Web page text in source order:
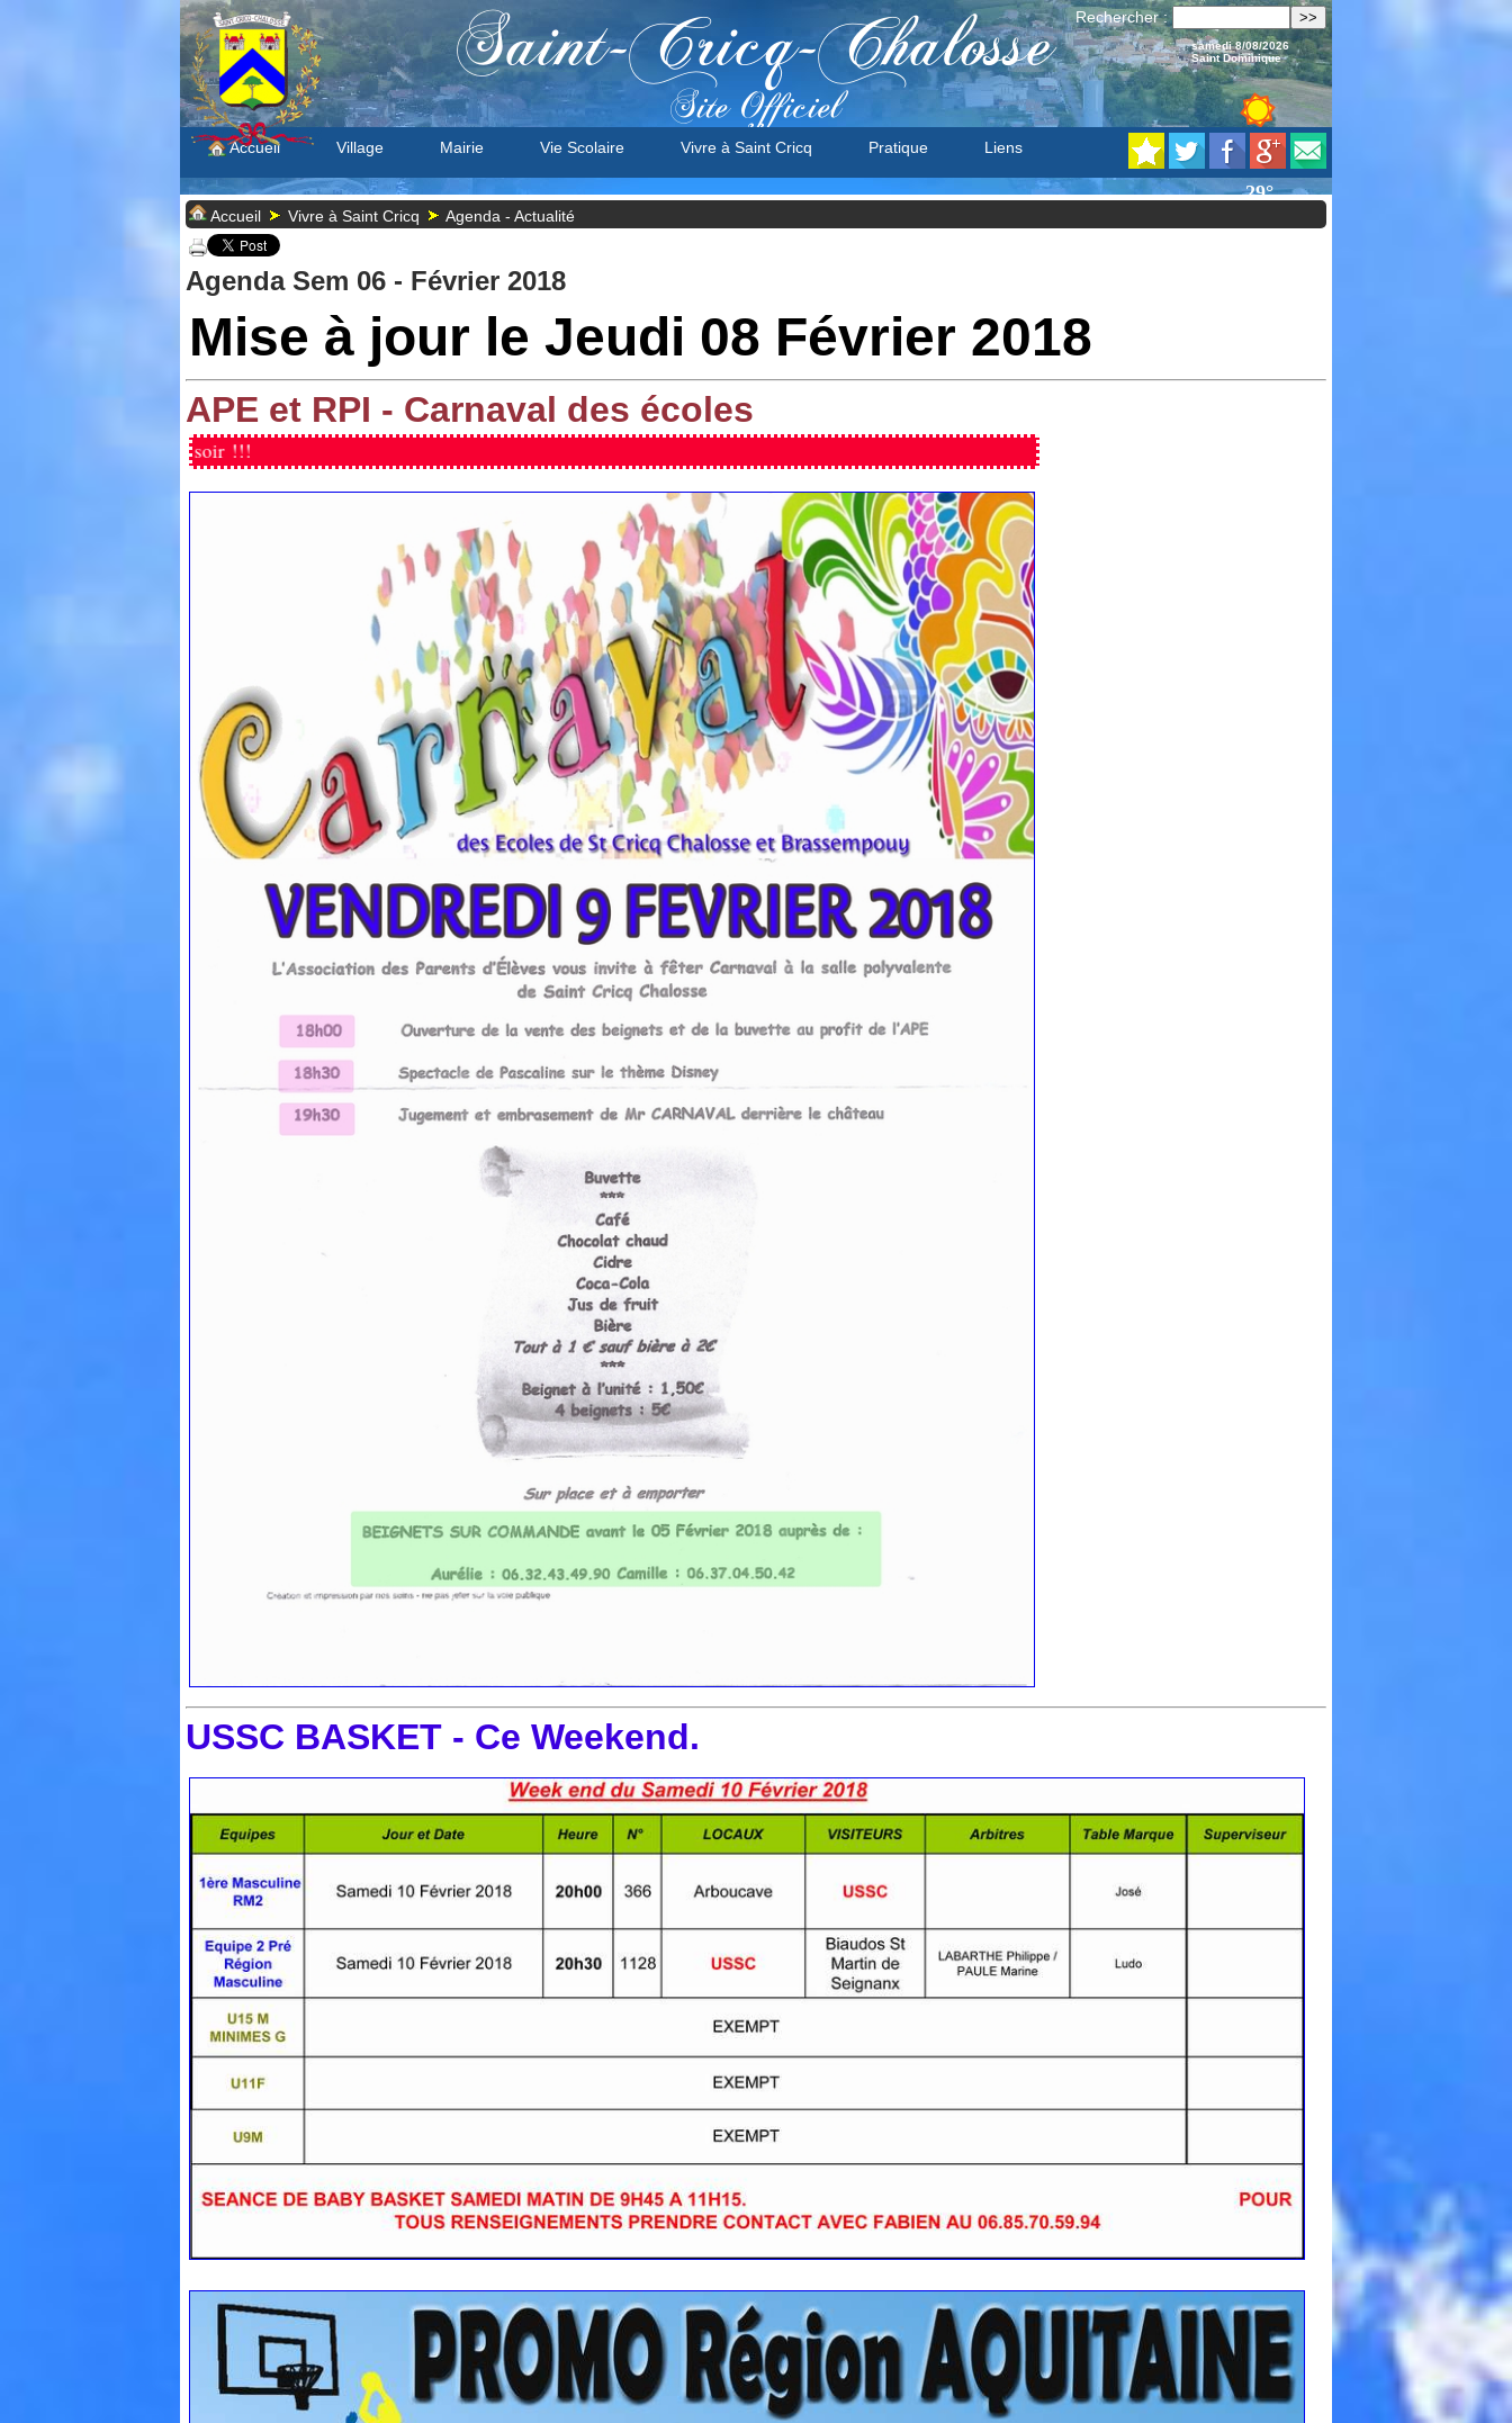
Saint-Cricq-Chalosse
Site Officiel
Rechercher :
samedi 8/08/2026
Saint Dominique
Accueil Village Mairie Vie Scolaire Vivre à Saint Cricq Pratique Liens
Accueil Vivre à Saint Cricq Agenda - Actualité
Agenda Sem 06 - Février 2018
Mise à jour le Jeudi 08 Février 2018
APE et RPI - Carnaval des écoles
Pensez à réserver vos beignets avant ce soir !!!
USSC BASKET - Ce Weekend.